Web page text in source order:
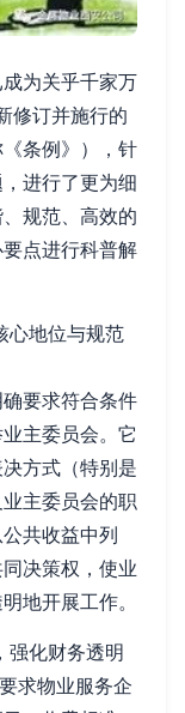
为关乎千家万
修订并施行的
《条例》），针
进行了更为细
规范、高效的
点进行科普解
心地位与规范
确要求符合条件
主委员会。它
方式（特别是
主委员会的职
共收益中列
决策权，使业
地开展工作。
强化财务透明
求物业服务企